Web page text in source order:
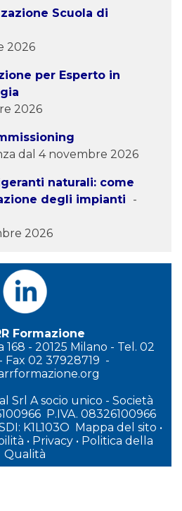
Scuola di
2026
per Esperto in
2026
dal 4 novembre 2026
naturali: come
degli impianti -
2026
Formazione
168 - 20125 Milano - Tel. 02
Fax 02 37928719 -
Srl A socio unico - Società
P.IVA. 08326100966
K1L103O Mappa del sito •
• Privacy • Politica della
Qualità